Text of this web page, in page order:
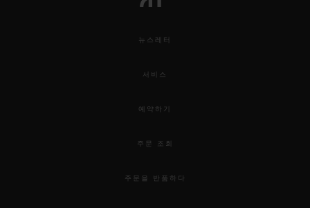
뉴스레터
서비스
예약하기
주문 조회
주문을 반품하다